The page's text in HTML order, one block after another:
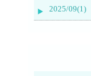
2025/09(1)